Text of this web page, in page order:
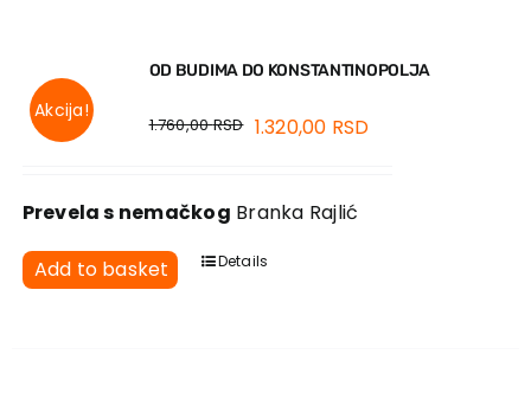
Akcija!
OD BUDIMA DO KONSTANTINOPOLJA
1.760,00RSD 1.320,00 RSD
Prevela s nemačkog Branka Rajlić
Add to basket Details